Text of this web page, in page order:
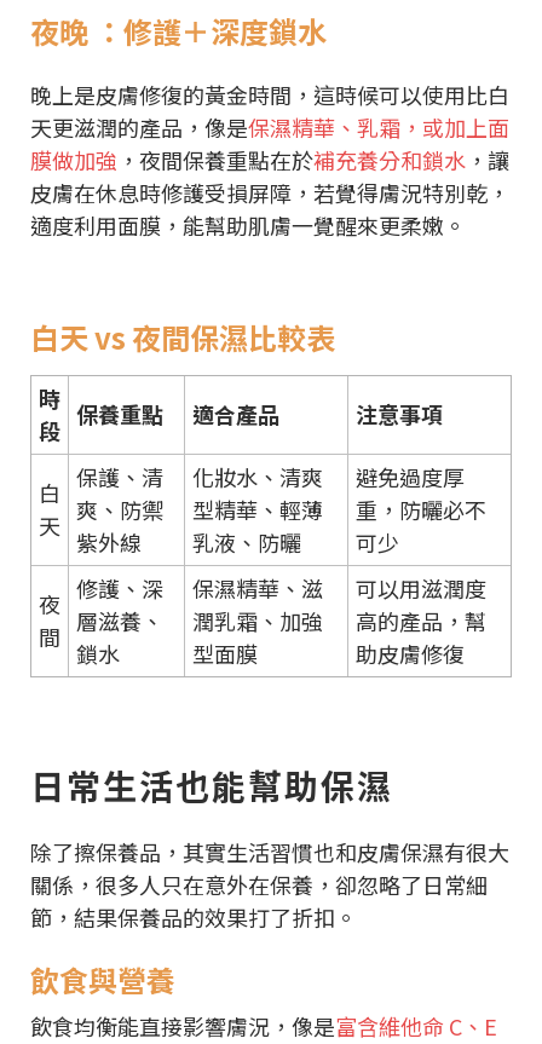
夜晚 ：修護＋深度鎖水
晚上是皮膚修復的黃金時間，這時候可以使用比白
天更滋潤的產品，像是保濕精華、乳霜，或加上面
膜做加強 ，夜間保養重點在於補充養分和鎖水 ，讓
皮膚在休息時修護受損屏障，若覺得膚況特別乾，
適度利用面膜，能幫助肌膚一覺醒來更柔嫩。
白天 vs 夜間保濕比較表
時
段
保養重點 適合產品 注意事項
白
天
保護、清
爽、防禦
紫外線
化妝水、清爽
型精華、輕薄
乳液、防曬
避免過度厚
重，防曬必不
可少
夜
間
修護、深
層滋養、
鎖水
保濕精華、滋
潤乳霜、加強
型面膜
可以用滋潤度
高的產品，幫
助皮膚修復
日常生活也能幫助保濕
除了擦保養品，其實生活習慣也和皮膚保濕有很大
關係，很多人只在意外在保養，卻忽略了日常細
節，結果保養品的效果打了折扣。
飲食與營養
飲食均衡能直接影響膚況，像是富含維他命 C、E